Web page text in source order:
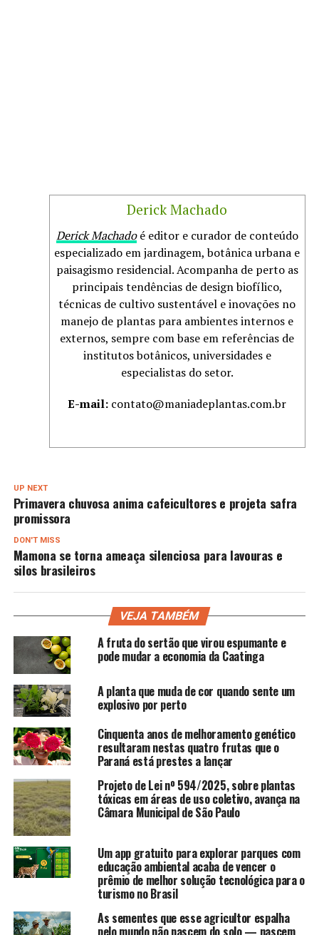
Derick Machado
Derick Machadoé editor e curador de conteúdo
especializado em jardinagem, botânica urbana e
paisagismo residencial. Acompanha de perto as
principais tendências de design biofílico,
técnicas de cultivo sustentável e inovações no
manejo de plantas para ambientes internos e
externos, sempre com base em referências de
institutos botânicos, universidades e
especialistas do setor.
E-mail: contato@maniadeplantas.com.br
UP NEXT
Primavera chuvosa anima cafeicultores e projeta safra
promissora
DON'T MISS
Mamona se torna ameaça silenciosa para lavouras e
silos brasileiros
VEJA TAMBÉM
A fruta do sertão que virou espumante e
pode mudar a economia da Caatinga
A planta que muda de cor quando sente um
explosivo por perto
Cinquenta anos de melhoramento genético
resultaram nestas quatro frutas que o
Paraná está prestes a lançar
Projeto de Lei nº 594/2025, sobre plantas
tóxicas em áreas de uso coletivo, avança na
Câmara Municipal de São Paulo
Um app gratuito para explorar parques com
educação ambiental acaba de vencer o
prêmio de melhor solução tecnológica para o
turismo no Brasil
As sementes que esse agricultor espalha
pelo mundo não nascem do solo — nascem